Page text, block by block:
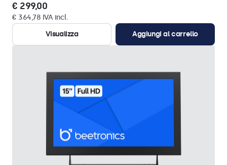
€ 299,00
€ 364,78 IVA incl.
Visualizza
Aggiungi al carrello